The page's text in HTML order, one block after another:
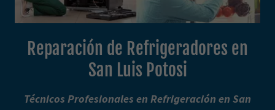
Reparación de Refrigeradores en
San Luis Potosi
Técnicos Profesionales en Refrigeración en San